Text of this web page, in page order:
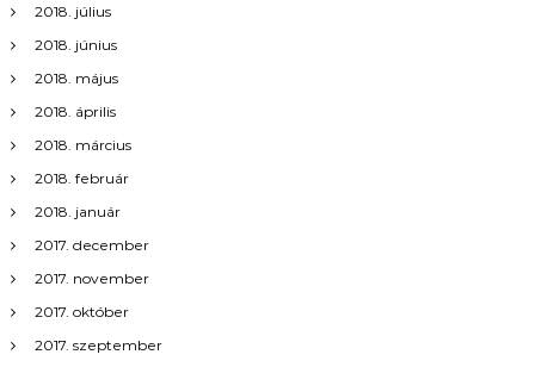
2018. július
2018. június
2018. május
2018. április
2018. március
2018. február
2018. január
2017. december
2017. november
2017. október
2017. szeptember